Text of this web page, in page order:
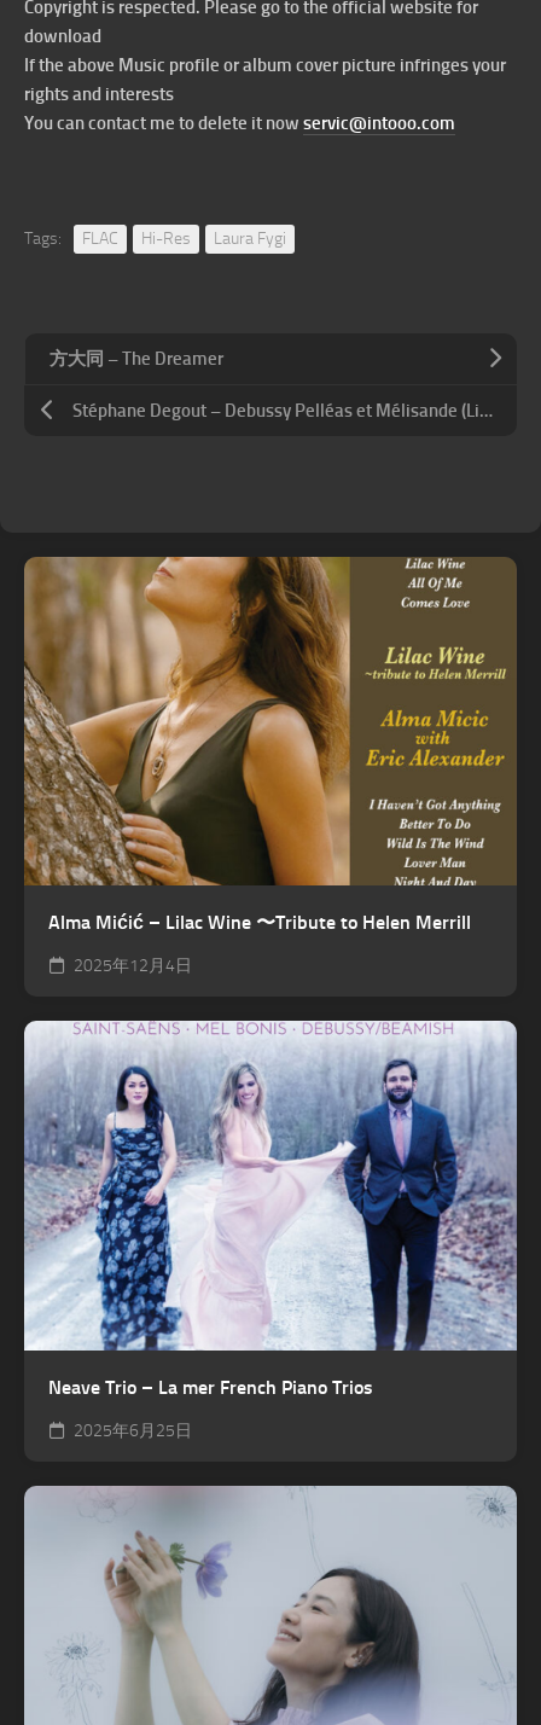
Copyright is respected. Please go to the official website for
download
If the above Music profile or album cover picture infringes your
rights and interests
You can contact me to delete it now servic@intooo.com
Tags: FLAC Hi-Res Laura Fygi
方大同 – The Dreamer
Stéphane Degout – Debussy Pelléas et Mélisande (Live)
Alma Mićić – Lilac Wine 〜Tribute to Helen Merrill
2025年12月4日
Neave Trio – La mer French Piano Trios
2025年6月25日